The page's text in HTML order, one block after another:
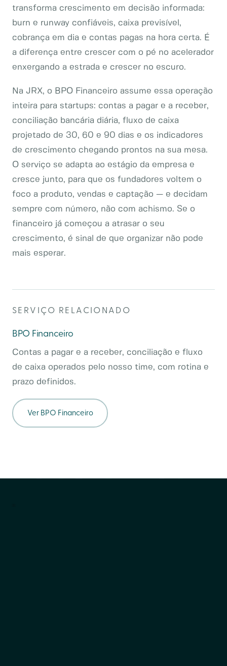
transforma crescimento em decisão informada:
burn e runway confiáveis, caixa previsível,
cobrança em dia e contas pagas na hora certa. É
a diferença entre crescer com o pé no acelerador
enxergando a estrada e crescer no escuro.
Na JRX, o BPO Financeiro assume essa operação
inteira para startups: contas a pagar e a receber,
conciliação bancária diária, fluxo de caixa
projetado de 30, 60 e 90 dias e os indicadores
de crescimento chegando prontos na sua mesa.
O serviço se adapta ao estágio da empresa e
cresce junto, para que os fundadores voltem o
foco a produto, vendas e captação — e decidam
sempre com número, não com achismo. Se o
financeiro já começou a atrasar o seu
crescimento, é sinal de que organizar não pode
mais esperar.
SERVIÇO RELACIONADO
BPO Financeiro
Contas a pagar e a receber, conciliação e fluxo
de caixa operados pelo nosso time, com rotina e
prazo definidos.
Ver BPO Financeiro